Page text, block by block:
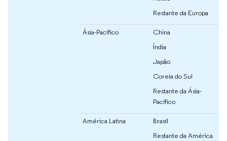
Restante da Europa
Ásia-Pacífico
China
Índia
Japão
Coreia do Sul
Restante da Ásia-
Pacífico
América Latina
Brasil
Restante da América